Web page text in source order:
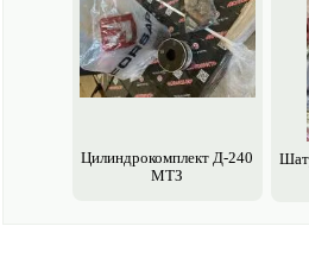
Цилиндрокомплект Д-240
МТЗ